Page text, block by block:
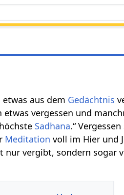
aus dem Gedächtnis
vergessen und
Sadhana.“
Meditation voll im Hier und
vergibt, sondern sogar